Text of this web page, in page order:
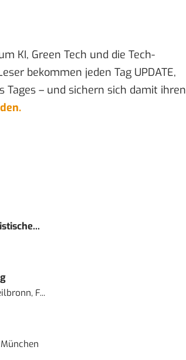
KI, Green Tech und die Tech-
bekommen jeden Tag UPDATE,
Tages – und sichern sich damit ihren
F...